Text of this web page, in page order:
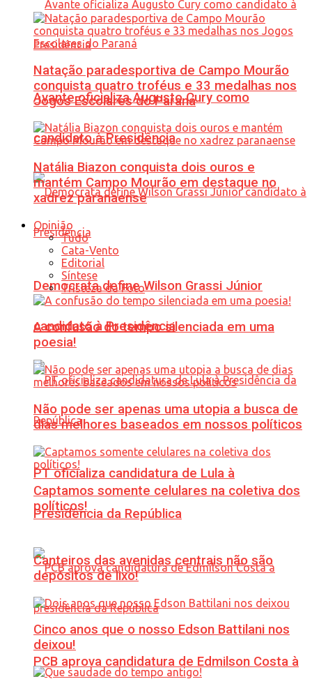
Avante oficializa Augusto Cury como
candidato à Presidência
Democrata define Wilson Grassi Júnior
candidato à Presidência
PT oficializa candidatura de Lula à
Presidência da República
PCB aprova candidatura de Edmilson Costa à
Natação paradesportiva de Campo Mourão
conquista quatro troféus e 33 medalhas nos
Jogos Escolares do Paraná
Natália Biazon conquista dois ouros e
mantém Campo Mourão em destaque no
xadrez paranaense
Opinião
Tudo
Cata-Vento
Editorial
Síntese
Tristeza da Foto
A confusão do tempo silenciada em uma
poesia!
Não pode ser apenas uma utopia a busca de
dias melhores baseados em nossos políticos
Captamos somente celulares na coletiva dos
políticos!
Canteiros das avenidas centrais não são
depósitos de lixo!
Cinco anos que o nosso Edson Battilani nos
deixou!